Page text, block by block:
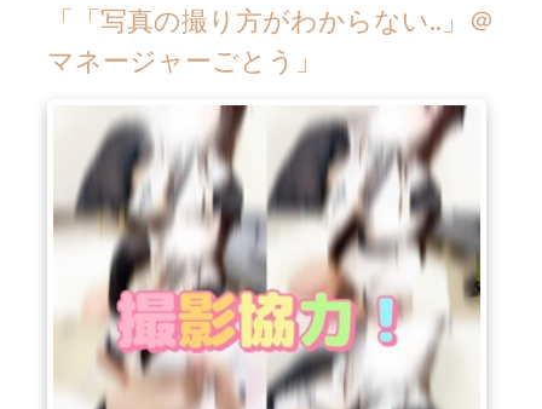
「「写真の撮り方がわからない..」＠
マネージャーごとう」